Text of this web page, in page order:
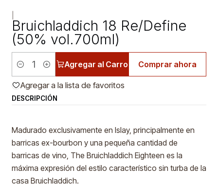
Bruichladdich 18 Re/Define
(50% vol.700ml)
Cantidad
Agregar al Carro Comprar ahora
Agregar a la lista de favoritos
DESCRIPCIÓN
Madurado exclusivamente en Islay, principalmente en
barricas ex-bourbon y una pequeña cantidad de
barricas de vino, The Bruichladdich Eighteen es la
máxima expresión del estilo característico sin turba de la
casa Bruichladdich.